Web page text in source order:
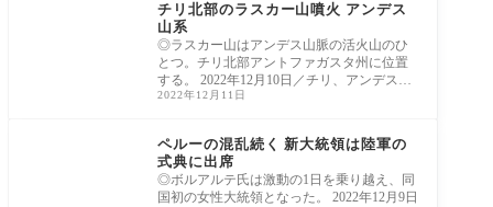
チリ北部のラスカー山噴火 アンデス
山系
◎ラスカー山はアンデス山脈の活火山のひ
とつ。チリ北部アントファガスタ州に位置
する。 2022年12月10日／チリ、アンデス山
脈のラス
2022年12月11日
ペルーの混乱続く 新大統領は陸軍の
式典に出席
◎ボルアルテ氏は激動の1日を乗り越え、同
国初の女性大統領となった。 2022年12月9日